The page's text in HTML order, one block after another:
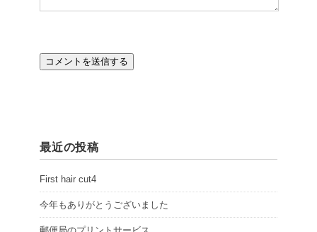
最近の投稿
First hair cut4
今年もありがとうございました